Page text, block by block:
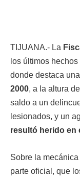
TIJUANA.- La
los últimos
donde destaca
2000, a la altura
saldo a un
lesionados, y un
resultó herido en
Sobre la
parte oficial, que